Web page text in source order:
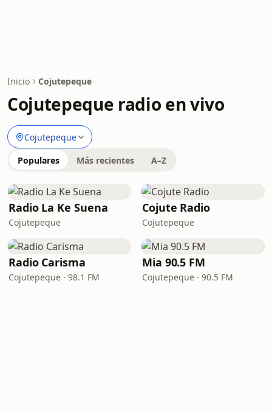
Inicio Cojutepeque
Cojutepeque radio en vivo
Cojutepeque
Populares Más recientes A–Z
Radio La Ke Suena
Cojutepeque
Cojute Radio
Cojutepeque
Radio Carisma
Cojutepeque · 98.1 FM
Mia 90.5 FM
Cojutepeque · 90.5 FM